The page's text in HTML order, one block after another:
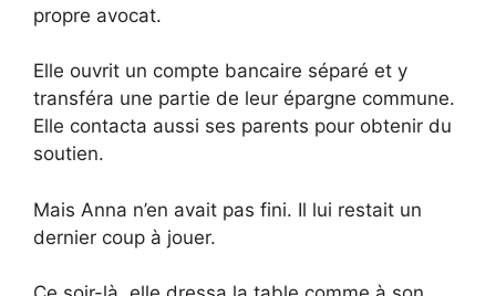
propre avocat.
Elle ouvrit un compte bancaire séparé et y
transféra une partie de leur épargne commune.
Elle contacta aussi ses parents pour obtenir du
soutien.
Mais Anna n’en avait pas fini. Il lui restait un
dernier coup à jouer.